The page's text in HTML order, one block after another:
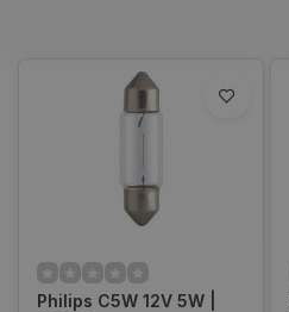
Philips C5W 12V 5W |